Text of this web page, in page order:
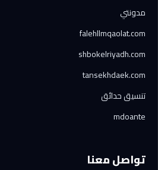
مدونتي
falehllmqaolat.com
shbokelriyadh.com
tansekhdaek.com
تنسيق حدائق
mdoante
تواصل معنا